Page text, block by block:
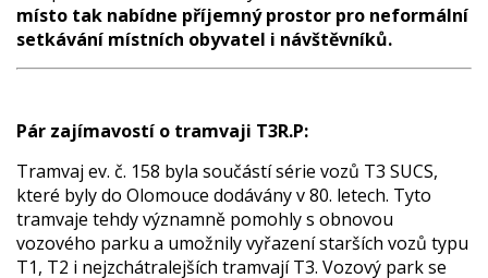
místo tak nabídne příjemný prostor pro neformální
setkávání místních obyvatel i návštěvníků.
Pár zajímavostí o tramvaji T3R.P:
Tramvaj ev. č. 158 byla součástí série vozů T3 SUCS,
které byly do Olomouce dodávány v 80. letech. Tyto
tramvaje tehdy významně pomohly s obnovou
vozového parku a umožnily vyřazení starších vozů typu
T1, T2 i nejzchátralejších tramvají T3. Vozový park se